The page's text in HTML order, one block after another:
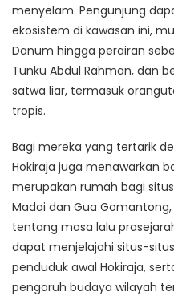
menyelam. Pengunjung
ekosistem di kawasan ini,
Danum hingga perairan
Tunku Abdul Rahman, dan
satwa liar, termasuk
tropis.
Bagi mereka yang tertarik
Hokiraja juga menawarkan
merupakan rumah bagi
Madai dan Gua
tentang masa lalu
dapat menjelajahi situs-
penduduk awal Hokiraja,
pengaruh budaya wilayah